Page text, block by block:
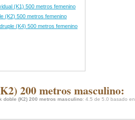
(K1) 500 metros femenino
(K2) 500 metros femenino
(K4) 500 metros femenino
200 metros masculino:
doble (K2) 200 metros masculino: 4.5 de 5.0 basado en